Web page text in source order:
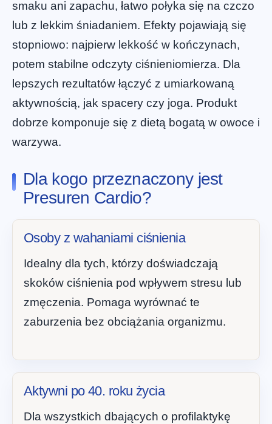
smaku ani zapachu, łatwo połyka się na czczo
lub z lekkim śniadaniem. Efekty pojawiają się
stopniowo: najpierw lekkość w kończynach,
potem stabilne odczyty ciśnieniomierza. Dla
lepszych rezultatów łączyć z umiarkowaną
aktywnością, jak spacery czy joga. Produkt
dobrze komponuje się z dietą bogatą w owoce i
warzywa.
Dla kogo przeznaczony jest
Presuren Cardio?
Osoby z wahaniami ciśnienia
Idealny dla tych, którzy doświadczają
skoków ciśnienia pod wpływem stresu lub
zmęczenia. Pomaga wyrównać te
zaburzenia bez obciążania organizmu.
Aktywni po 40. roku życia
Dla wszystkich dbających o profilaktykę